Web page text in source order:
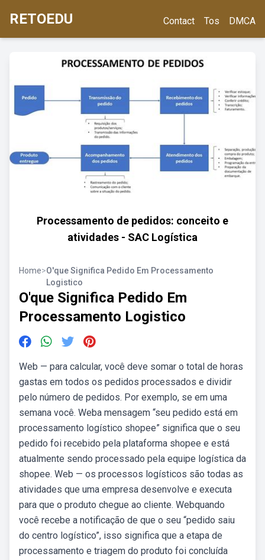
RETOEDU Contact Tos DMCA
Processamento de pedidos: conceito e
atividades - SAC Logística
Home>O'que Significa Pedido Em Processamento
Logistico
O'que Significa Pedido Em
Processamento Logistico
Web — para calcular, você deve somar o total de horas
gastas em todos os pedidos processados e dividir
pelo número de pedidos. Por exemplo, se em uma
semana você. Weba mensagem “seu pedido está em
processamento logístico shopee” significa que o seu
pedido foi recebido pela plataforma shopee e está
atualmente sendo processado pela equipe logística da
shopee. Web — os processos logísticos são todas as
atividades que uma empresa desenvolve e executa
para que o produto chegue ao cliente. Webquando
você recebe a notificação de que o seu “pedido saiu
do centro logístico”, isso significa que a etapa de
processamento e triagem do produto foi concluída